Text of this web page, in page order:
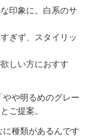
印象に。白系のサ
ぎず、スタイリッ
しい方におすす
や明るめのグレー
ご提案。
種類があるんです